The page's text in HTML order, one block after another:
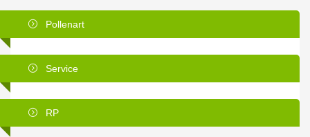
Pollenart
Service
RP